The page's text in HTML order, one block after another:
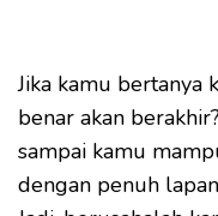
Jika kamu bertanya
benar akan
sampai kamu
dengan penuh